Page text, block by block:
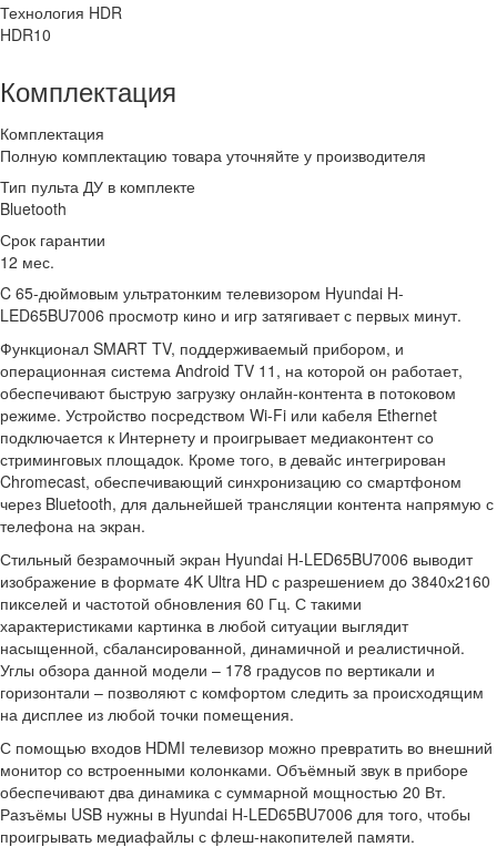
Технология HDR
HDR10
Комплектация
Комплектация
Полную комплектацию товара уточняйте у производителя
Тип пульта ДУ в комплекте
Bluetooth
Срок гарантии
12 мес.
C 65-дюймовым ультратонким телевизором Hyundai H-
LED65BU7006 просмотр кино и игр затягивает с первых минут.
Функционал SMART TV, поддерживаемый прибором, и
операционная система Android TV 11, на которой он работает,
обеспечивают быструю загрузку онлайн-контента в потоковом
режиме. Устройство посредством Wi-Fi или кабеля Ethernet
подключается к Интернету и проигрывает медиаконтент со
стриминговых площадок. Кроме того, в девайс интегрирован
Chromecast, обеспечивающий синхронизацию со смартфоном
через Bluetooth, для дальнейшей трансляции контента напрямую с
телефона на экран.
Стильный безрамочный экран Hyundai H-LED65BU7006 выводит
изображение в формате 4K Ultra HD с разрешением до 3840х2160
пикселей и частотой обновления 60 Гц. С такими
характеристиками картинка в любой ситуации выглядит
насыщенной, сбалансированной, динамичной и реалистичной.
Углы обзора данной модели – 178 градусов по вертикали и
горизонтали – позволяют с комфортом следить за происходящим
на дисплее из любой точки помещения.
С помощью входов HDMI телевизор можно превратить во внешний
монитор со встроенными колонками. Объёмный звук в приборе
обеспечивают два динамика с суммарной мощностью 20 Вт.
Разъёмы USB нужны в Hyundai H-LED65BU7006 для того, чтобы
проигрывать медиафайлы с флеш-накопителей памяти.